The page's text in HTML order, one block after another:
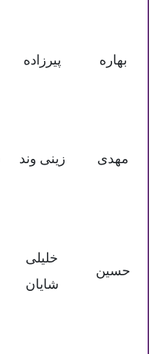
بهاره پیرزاده
مهدی زینی وند
حسین
خلیلی
شایان